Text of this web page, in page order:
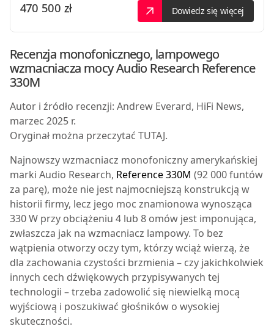
470 500 zł Dowiedz się więcej
Recenzja monofonicznego, lampowego
wzmacniacza mocy Audio Research Reference
330M
Autor i źródło recenzji: Andrew Everard, HiFi News,
marzec 2025 r.
Oryginał można przeczytać TUTAJ.
Najnowszy wzmacniacz monofoniczny amerykańskiej
marki Audio Research, Reference 330M (92 000 funtów
za parę), może nie jest najmocniejszą konstrukcją w
historii firmy, lecz jego moc znamionowa wynosząca
330 W przy obciążeniu 4 lub 8 omów jest imponująca,
zwłaszcza jak na wzmacniacz lampowy. To bez
wątpienia otworzy oczy tym, którzy wciąż wierzą, że
dla zachowania czystości brzmienia – czy jakichkolwiek
innych cech dźwiękowych przypisywanych tej
technologii – trzeba zadowolić się niewielką mocą
wyjściową i poszukiwać głośników o wysokiej
skuteczności.